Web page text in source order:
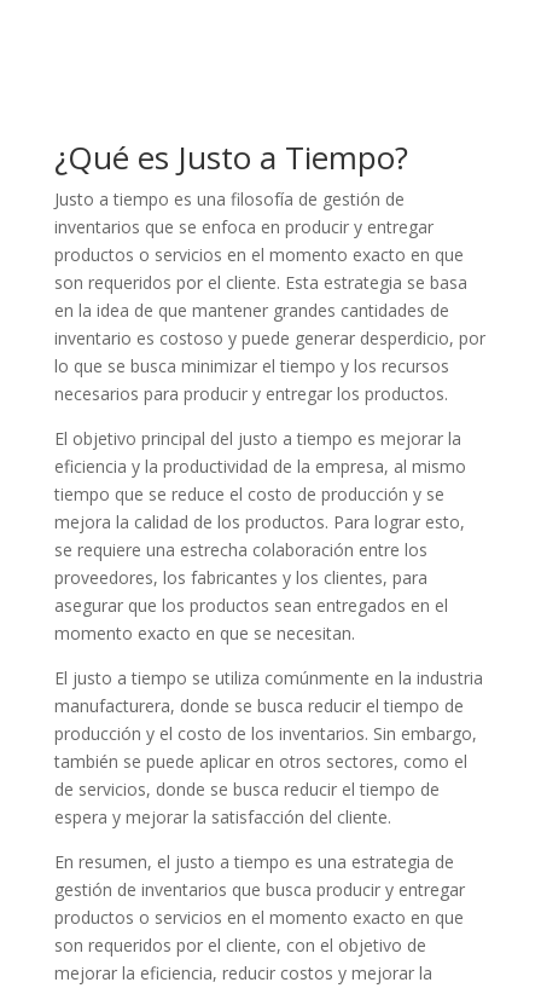
¿Qué es Justo a Tiempo?
Justo a tiempo es una filosofía de gestión de
inventarios que se enfoca en producir y entregar
productos o servicios en el momento exacto en que
son requeridos por el cliente. Esta estrategia se basa
en la idea de que mantener grandes cantidades de
inventario es costoso y puede generar desperdicio, por
lo que se busca minimizar el tiempo y los recursos
necesarios para producir y entregar los productos.
El objetivo principal del justo a tiempo es mejorar la
eficiencia y la productividad de la empresa, al mismo
tiempo que se reduce el costo de producción y se
mejora la calidad de los productos. Para lograr esto,
se requiere una estrecha colaboración entre los
proveedores, los fabricantes y los clientes, para
asegurar que los productos sean entregados en el
momento exacto en que se necesitan.
El justo a tiempo se utiliza comúnmente en la industria
manufacturera, donde se busca reducir el tiempo de
producción y el costo de los inventarios. Sin embargo,
también se puede aplicar en otros sectores, como el
de servicios, donde se busca reducir el tiempo de
espera y mejorar la satisfacción del cliente.
En resumen, el justo a tiempo es una estrategia de
gestión de inventarios que busca producir y entregar
productos o servicios en el momento exacto en que
son requeridos por el cliente, con el objetivo de
mejorar la eficiencia, reducir costos y mejorar la